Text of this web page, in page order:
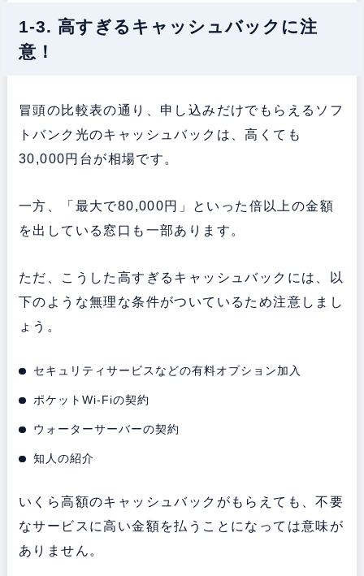
1-3. 高すぎるキャッシュバックに注
意！
冒頭の比較表の通り、申し込みだけでもらえるソフ
トバンク光のキャッシュバックは、高くても
30,000円台が相場です。
一方、「最大で80,000円」といった倍以上の金額
を出している窓口も一部あります。
ただ、こうした高すぎるキャッシュバックには、以
下のような無理な条件がついているため注意しまし
ょう。
セキュリティサービスなどの有料オプション加入
ポケットWi-Fiの契約
ウォーターサーバーの契約
知人の紹介
いくら高額のキャッシュバックがもらえても、不要
なサービスに高い金額を払うことになっては意味が
ありません。